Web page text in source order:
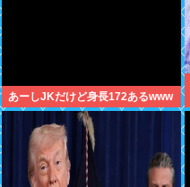
あーしJKだけど身長172あるwww